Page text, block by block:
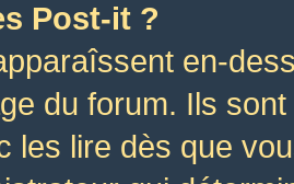
Post-it ?
en-
du forum. Ils
les lire dès que